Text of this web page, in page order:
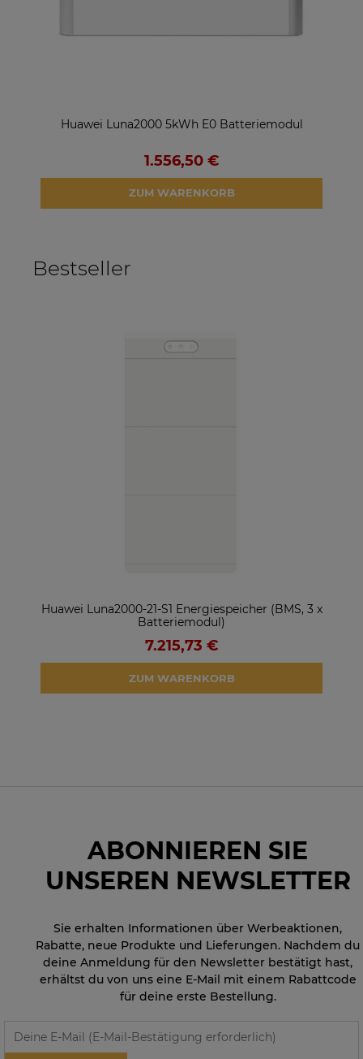
Huawei Luna2000 5kWh E0 Batteriemodul
1.556,50 €
ZUM WARENKORB
Bestseller
Huawei Luna2000-21-S1 Energiespeicher (BMS, 3 x
Batteriemodul)
7.215,73 €
ZUM WARENKORB
ABONNIEREN SIE
UNSEREN NEWSLETTER
Sie erhalten Informationen über Werbeaktionen,
Rabatte, neue Produkte und Lieferungen. Nachdem du
deine Anmeldung für den Newsletter bestätigt hast,
erhältst du von uns eine E-Mail mit einem Rabattcode
für deine erste Bestellung.